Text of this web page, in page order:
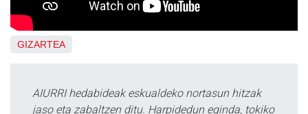
GIZARTEA
AIURRI hedabideak eskualdeko nortasun hitzak
jaso eta zabaltzen ditu. Harpidedun eginda, tokiko